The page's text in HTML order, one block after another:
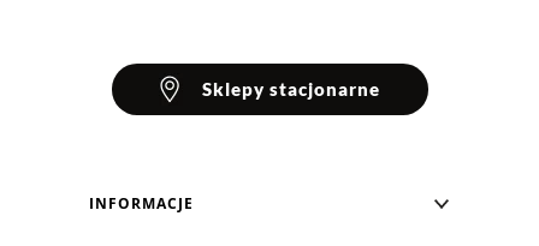
Sklepy stacjonarne
INFORMACJE